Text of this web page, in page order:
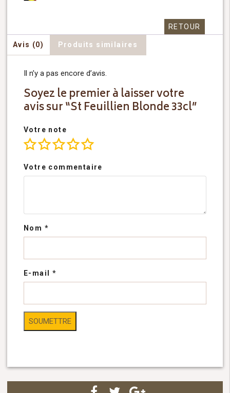
RETOUR
Avis (0) Produits similaires
Il n’y a pas encore d’avis.
Soyez le premier à laisser votre
avis sur “St Feuillien Blonde 33cl”
Votre note
Votre commentaire
Nom *
E-mail *